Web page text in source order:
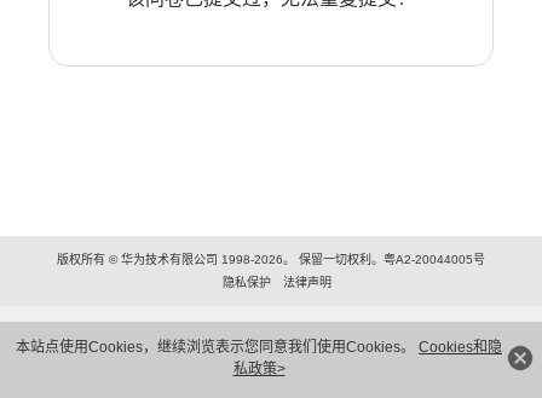
本站点使用Cookies，继续浏览表示您同意我们使用Cookies。 Cookies和隐
私政策>
版权所有 © 华为技术有限公司 1998-2026。 保留一切权利。粤A2-20044005号
隐私保护
法律声明